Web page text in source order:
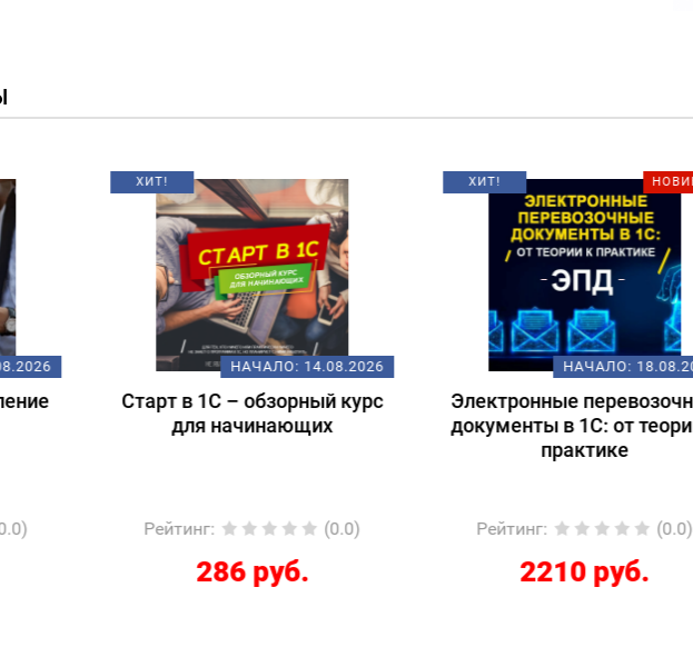
ХИТ!
НАЧАЛО: 14.08.2026
Старт в 1С – обзорный курс
для начинающих
Рейтинг: (0.0)
286 руб.
ХИТ!
НАЧАЛО:
Электронные
документы в 1С: от
практике
Рейтинг: (0.0)
2210 руб.